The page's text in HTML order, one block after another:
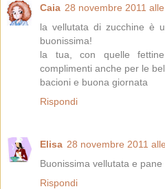
Caia 28 novembre 2011
la vellutata di zucchine è
buonissima!
la tua, con quelle
complimenti anche per le
bacioni e buona giornata
Rispondi
Elisa 28 novembre 2011
Buonissima vellutata e
Rispondi